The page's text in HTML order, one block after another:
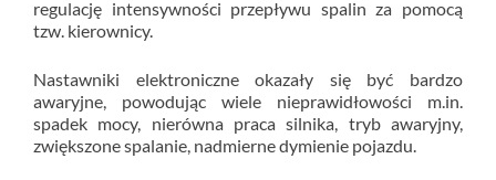
regulację intensywności przepływu spalin za pomocą
tzw. kierownicy.
Nastawniki elektroniczne okazały się być bardzo
awaryjne, powodując wiele nieprawidłowości m.in.
spadek mocy, nierówna praca silnika, tryb awaryjny,
zwiększone spalanie, nadmierne dymienie pojazdu.